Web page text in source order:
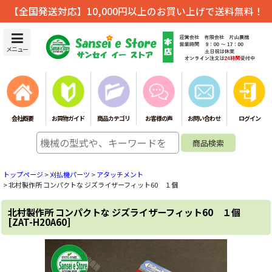
【全国発送対応】10,000円以上のお買い上げで送料無料！
メニュー
会社概要 お買物ガイド 商品カテゴリ お客様の声 お問い合わせ ログイン
トップページ>刈払機パーツ >アタッチメント
>北村製作所 コンパクトな ジズライザーフィット60 １個
北村製作所 コンパクトな ジズライザーフィット60 １個
[ZAT-H20A60]